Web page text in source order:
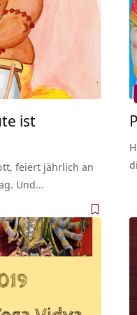
ist
feiert jährlich an
Und…